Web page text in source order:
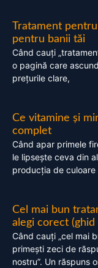
Tratament
pentru banii tăi
Când cauți
o pagină care
prețurile clare,
Ce vitamine și
complet
Când apar primele
le lipsește ceva din
producția de
Cel mai bun
alegi corect (ghid
Când cauți „cel mai
primești zeci de
nostru”. Un răspuns